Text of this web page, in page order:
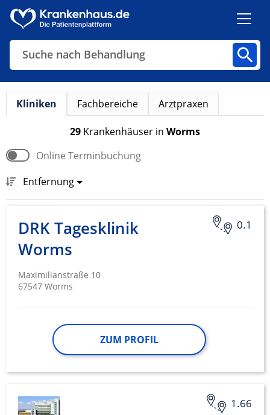
Suche nach Behandlung
Kliniken Fachbereiche Arztpraxen
29 Krankenhäuser in Worms
Online Terminbuchung
Entfernung
0.1
DRK Tagesklinik
Worms
Maximilianstraße 10
67547 Worms
ZUM PROFIL
1.66